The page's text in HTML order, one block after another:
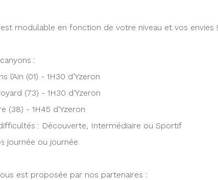
modulable en fonction de votre niveau et vos envies !
:
l’Ain (01) - 1H30 d’Yzeron
(73) - 1H30 d’Yzeron
(38) - 1H45 d’Yzeron
: Découverte, Intermédiaire ou Sportif
journée ou journée
est proposée par nos partenaires :